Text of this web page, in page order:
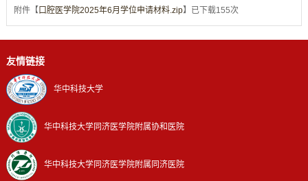
附件【 口腔医学院2025年6月学位申请材料.zip】已下载155次
友情链接
华中科技大学
华中科技大学同济医学院附属协和医院
华中科技大学同济医学院附属同济医院